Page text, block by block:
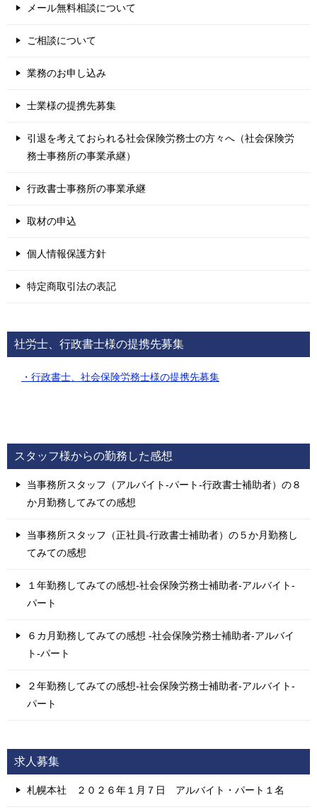
メール無料相談について
ご相談について
業務のお申し込み
士業様の提携先募集
引退を考えておられる社会保険労務士の方々へ（社会保険労
務士事務所の事業承継）
行政書士事務所の事業承継
取材の申込
個人情報保護方針
特定商取引法の表記
社労士、行政書士様の提携先募集
・行政書士、社会保険労務士様の提携先募集
スタッフ様からの勤務した感想
当事務所スタッフ（アルバイト-パート-行政書士補助者）の８
か月勤務してみての感想
当事務所スタッフ（正社員-行政書士補助者）の５か月勤務し
てみての感想
１年勤務してみての感想-社会保険労務士補助者-アルバイト-
パート
６カ月勤務してみての感想 -社会保険労務士補助者-アルバイ
ト-パート
２年勤務してみての感想-社会保険労務士補助者-アルバイト-
パート
求人募集
札幌本社 ２０２６年１月７日 アルバイト・パート１名